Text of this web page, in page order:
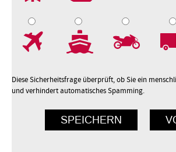
Diese Sicherheitsfrage überprüft, ob Sie ein
und verhindert automatisches Spamming.